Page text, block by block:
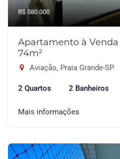
R$ 580.000
Apartamento à
74m²
Aviação, Praia Grande-SP
2 Quartos 2 Banheiros
Mais informações